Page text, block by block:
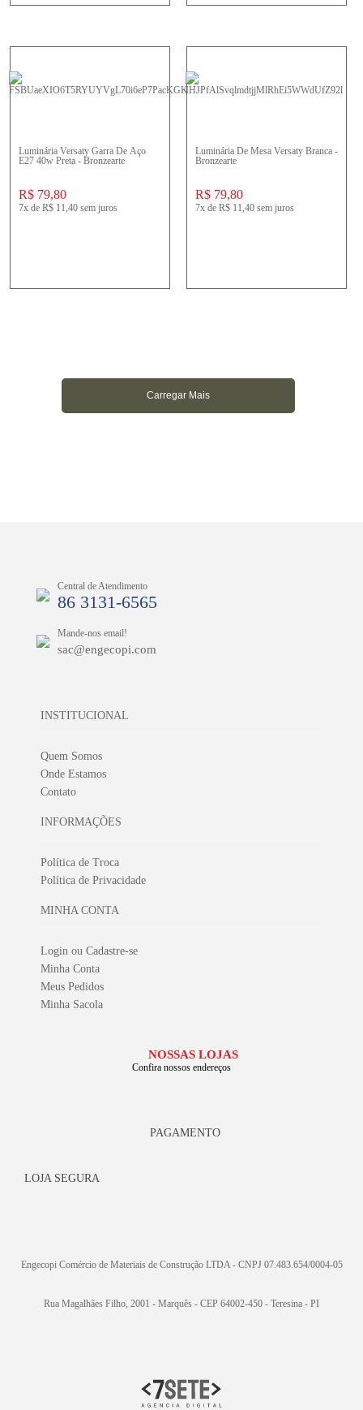
Luminária Versaty Garra De Aço
E27 40w Preta - Bronzearte
R$ 79,80
7x de R$ 11,40 sem juros
Luminária De Mesa Versaty Branca -
Bronzearte
R$ 79,80
7x de R$ 11,40 sem juros
Carregar Mais
Central de Atendimento
86 3131-6565
Mande-nos email!
sac@engecopi.com
INSTITUCIONAL
Quem Somos
Onde Estamos
Contato
INFORMAÇÕES
Política de Troca
Política de Privacidade
MINHA CONTA
Login ou Cadastre-se
Minha Conta
Meus Pedidos
Minha Sacola
NOSSAS LOJAS
Confira nossos endereços
PAGAMENTO
LOJA SEGURA
Engecopi Comércio de Materiais de Construção LTDA - CNPJ 07.483.654/0004-05
Rua Magalhães Filho, 2001 - Marquês - CEP 64002-450 - Teresina - PI